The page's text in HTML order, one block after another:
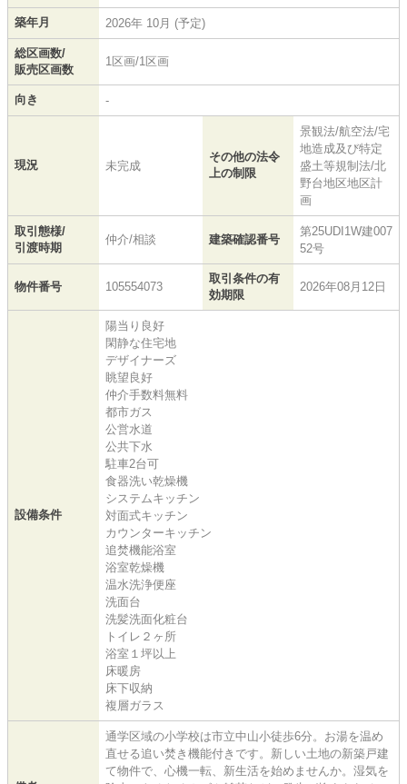
築年月 2026年 10月 (予定)
総区画数/
販売区画数
1区画/1区画
向き -
現況 未完成
その他の法令
上の制限
景観法/航空法/宅
地造成及び特定
盛土等規制法/北
野台地区地区計
画
取引態様/
引渡時期
仲介/相談 建築確認番号
第25UDI1W建007
52号
物件番号 105554073
取引条件の有
効期限
2026年08月12日
設備条件
陽当り良好
閑静な住宅地
デザイナーズ
眺望良好
仲介手数料無料
都市ガス
公営水道
公共下水
駐車2台可
食器洗い乾燥機
システムキッチン
対面式キッチン
カウンターキッチン
追焚機能浴室
浴室乾燥機
温水洗浄便座
洗面台
洗髪洗面化粧台
トイレ２ヶ所
浴室１坪以上
床暖房
床下収納
複層ガラス
通学区域の小学校は市立中山小徒歩6分。お湯を温め
直せる追い焚き機能付きです。新しい土地の新築戸建
て物件で、心機一転、新生活を始めませんか。湿気を